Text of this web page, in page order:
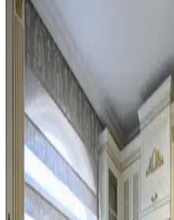
Mutfak dekorasyonunda tezgah
tonlama ve altın aksesuar kullanımı
sağlar. Doğru renk ve malzeme seçimi
Mutfak Dekorasyonunda
Düzenle Pratik İyileştirme
Mutfak dekorasyonunda aydınlatma,
teknikleriyle koyu renkli dolaplar ve
uyumlu hale getirilir. Bitkiler ve
Mutfak Duvarında İki
Dikey mi Yerleştirilmesi
Mutfakta iki çerçevenin yerleşimi, yan
konumlandırıldığında mekanın